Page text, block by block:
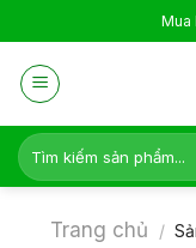
to
content
Mua
Tìm
kiếm:
Trang chủ /